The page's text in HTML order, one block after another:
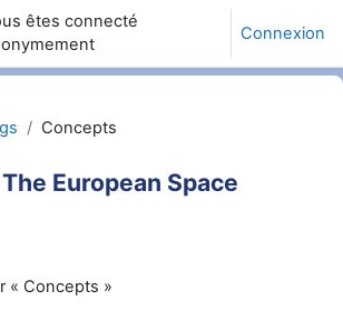
êtes connecté
Connexion
Concepts
The European Space
« Concepts »